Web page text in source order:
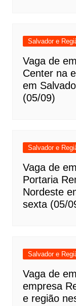
Salvador e
Vaga de
Center na
em
(05/09)
Salvador e
Vaga de
Portaria
Nordeste
sexta (05/
Salvador e
Vaga de
empresa
e região